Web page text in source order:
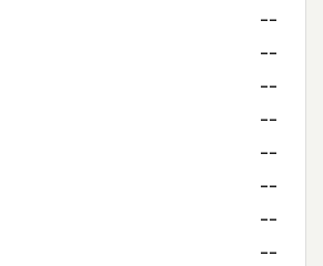
--
--
--
--
--
--
--
--